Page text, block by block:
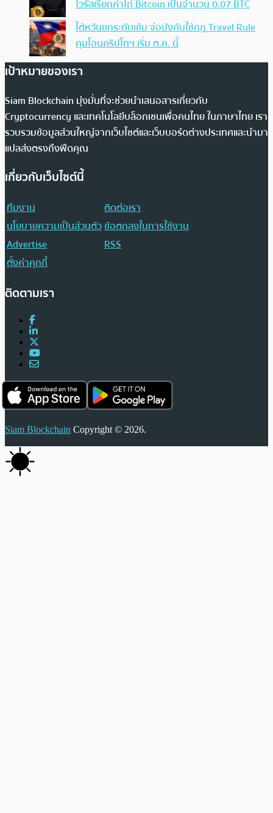
ไวรัสเรียกค่าไถ่ Bitcoin เป็นจำนวน 0.07 BTC
ไต้หวันยกระดับเข้ม จ่อบังคับใช้กฏ Travel Rule
คุมโอนคริปโทฯ เริ่ม ต.ค. นี้
เป้าหมายของเรา
Siam Blockchain มุ่งมั่นที่จะช่วยนำเสนอสารเกี่ยวกับ
Cryptocurrency และเทคโนโลยีบล็อกเชนเพื่อคนไทย ในภาษาไทย เรา
รวบรวมข้อมูลส่วนใหญ่จากเว็บไซต์และเว็บบอร์ดต่างประเทศและนำมา
แปลส่งตรงถึงฟีดคุณ
เกี่ยวกับเว็บไซต์นี้
ทีมงาน
ติดต่อเรา
นโยบายความเป็นส่วนตัวข้อตกลงในการใช้งาน
Advertise
RSS
ตั้งค่าคุกกี้
ติดตามเรา
Siam Blockchain Copyright © 2026.